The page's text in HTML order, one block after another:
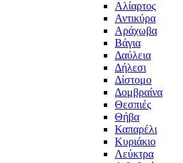
Αλίαρτος
Αντικύρα
Αράχωβα
Βάγια
Δαύλεια
Δήλεσι
Δίστομο
Δομβραίνα
Θεσπιές
Θήβα
Καπαρέλι
Κυριάκιο
Λεύκτρα